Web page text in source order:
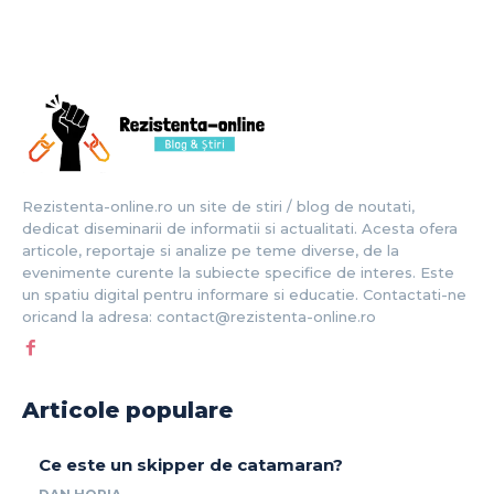
Rezistenta-online.ro un site de stiri / blog de noutati,
dedicat diseminarii de informatii si actualitati. Acesta ofera
articole, reportaje si analize pe teme diverse, de la
evenimente curente la subiecte specifice de interes. Este
un spatiu digital pentru informare si educatie. Contactati-ne
oricand la adresa: contact@rezistenta-online.ro
Articole populare
Ce este un skipper de catamaran?